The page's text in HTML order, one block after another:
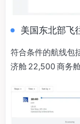
美国东北部
符合条件的航线包
济舱 22,500 商务